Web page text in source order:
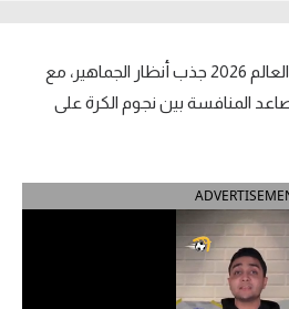
يتواصل سباق هداف كأس العالم 2026 جذب أنظار الجماهير، مع
المنافسة بين نجوم الكرة على